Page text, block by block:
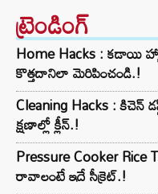
ట్రెండింగ్‌
Home Hacks : కడాయి
కొత్తదానిలా మెరిపించండి.!
Cleaning Hacks : కిచెన్
క్షణాల్లో క్లీన్.!
Pressure Cooker Rice
రావాలంటే ఇదే సీక్రెట్.!